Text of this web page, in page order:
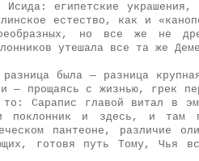
Исида: египетские
естество, как и
но все же не
утешала все та же
была — разница
— прощаясь с жизнью, грек
Сарапис главой витал в
поклонник и здесь, и там
пантеоне, различие
готовя путь Тому, Чья